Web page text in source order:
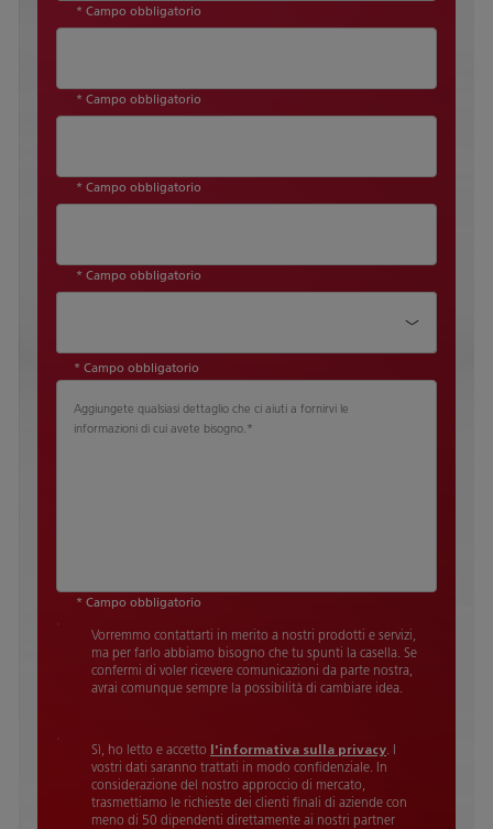
* Campo obbligatorio
* Campo obbligatorio
* Campo obbligatorio
* Campo obbligatorio
* Campo obbligatorio
Aggiungete qualsiasi dettaglio che ci aiuti a fornirvi le
informazioni di cui avete bisogno. *
* Campo obbligatorio
Vorremmo contattarti in merito a nostri prodotti e servizi,
ma per farlo abbiamo bisogno che tu spunti la casella. Se
confermi di voler ricevere comunicazioni da parte nostra,
avrai comunque sempre la possibilità di cambiare idea.
Sì, ho letto e accetto l'informativa sulla privacy. I
vostri dati saranno trattati in modo confidenziale. In
considerazione del nostro approccio di mercato,
trasmettiamo le richieste dei clienti finali di aziende con
meno di 50 dipendenti direttamente ai nostri partner